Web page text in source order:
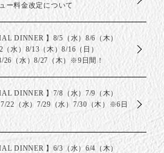
ー料金改定について
DINNER 】8/5（水）8/6（木）
水）8/13（木）8/16（日）
26（水）8/27（木）※9日間！
DINNER 】7/8（水）7/9（木）
22（水）7/29（水）7/30（木）※6日
DINNER 】6/3（水）6/4（木）